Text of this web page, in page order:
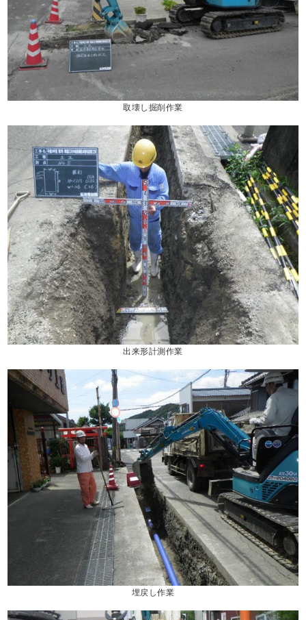
取壊し掘削作業
出来形計測作業
埋戻し作業